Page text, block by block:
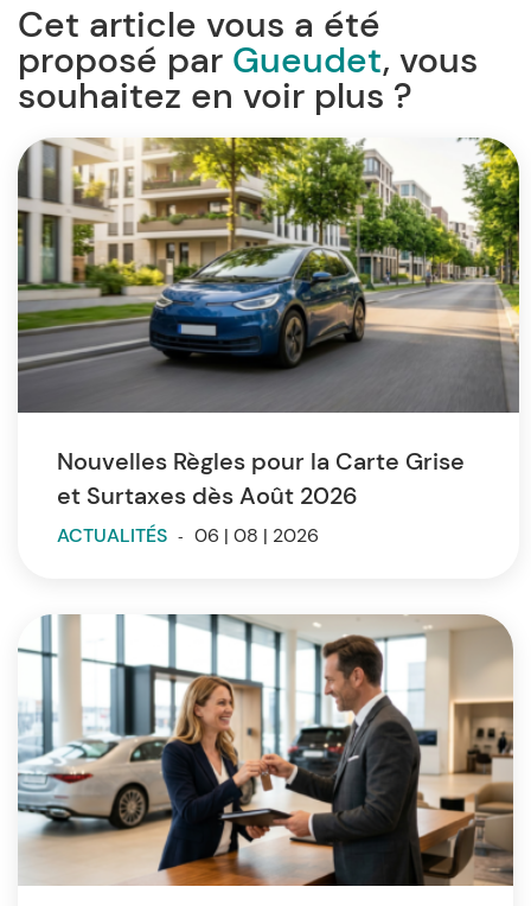
Cet article vous a été
proposé par Gueudet, vous
souhaitez en voir plus ?
Nouvelles Règles pour la Carte Grise
et Surtaxes dès Août 2026
ACTUALITÉS - 06 | 08 | 2026